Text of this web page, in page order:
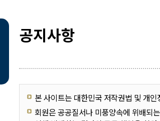
공지사항
본 사이트는 대한민국 저작권법 및 개
회원은 공공질서나 미풍양속에 위배되